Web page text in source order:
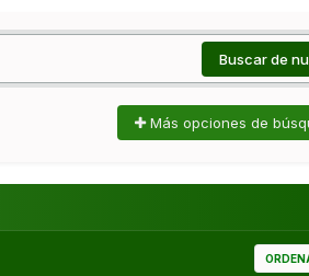
Buscar de
Más opciones de